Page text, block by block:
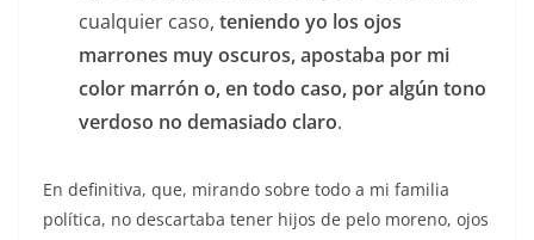
cualquier caso, teniendo yo los ojos
marrones muy oscuros, apostaba por mi
color marrón o, en todo caso, por algún tono
verdoso no demasiado claro.
En definitiva, que, mirando sobre todo a mi familia
política, no descartaba tener hijos de pelo moreno, ojos